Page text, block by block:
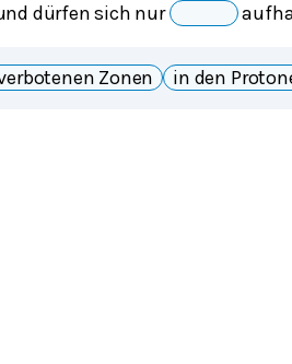
dürfen sich nur
Zonen in den